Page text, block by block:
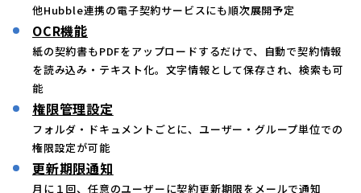
他Hubble連携の電子契約サービスにも順次展開予定
OCR機能
紙の契約書もPDFをアップロードするだけで、自動で契約情報
を読み込み・テキスト化。文字情報として保存され、検索も可
能
権限管理設定
フォルダ・ドキュメントごとに、ユーザー・グループ単位での
権限設定が可能
更新期限通知
月に１回、任意のユーザーに契約更新期限をメールで通知